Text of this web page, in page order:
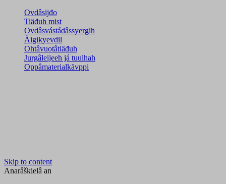
Ovdâsijđo
Tiäđuh mist
Ovdâsvástádâssyergih
Äigikyevdil
Ohtâvuotâtiäđuh
Jurgâleijeeh já tuulhah
Oppâmaterialkävppi
Skip to content
Anarâškielâ an